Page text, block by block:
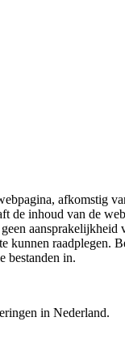
afkomstig
de inhoud van de
raadplegen.
bestanden in.
in Nederland.